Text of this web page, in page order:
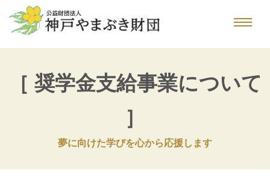
［ 奨学金支給事業について
］
夢に向けた学びを心から応援します